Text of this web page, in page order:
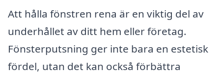
Att hålla fönstren rena är en viktig del av
underhållet av ditt hem eller företag.
Fönsterputsning ger inte bara en estetisk
fördel, utan det kan också förbättra